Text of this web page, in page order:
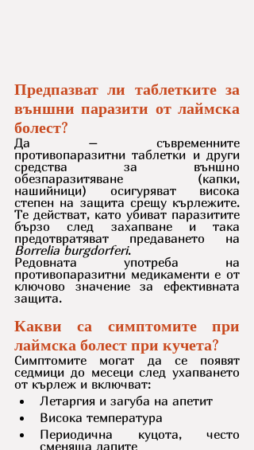
Предпазват ли таблетките за
външни паразити от лаймска
болест?
Да – съвременните
противопаразитни таблетки и други
средства за външно
обезпаразитяване (капки,
нашийници) осигуряват висока
степен на защита срещу кърлежите.
Те действат, като убиват паразитите
бързо след захапване и така
Borrelia burgdorferi.
Редовната употреба на
противопаразитни медикаменти е от
ключово значение за ефективната
защита.
Какви са симптомите при
лаймска болест при кучета?
Симптомите могат да се появят
седмици до месеци след ухапването
от кърлеж и включват:
Летаргия и загуба на апетит
Висока температура
Периодична куцота, често
сменяща лапите